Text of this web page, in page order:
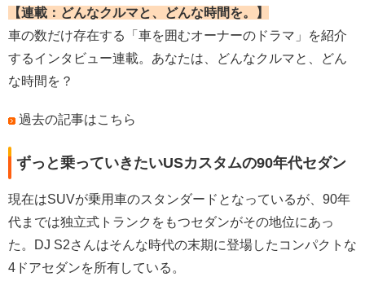
【連載：どんなクルマと、どんな時間を。】
車の数だけ存在する「車を囲むオーナーのドラマ」を紹介
するインタビュー連載。あなたは、どんなクルマと、どん
な時間を？
過去の記事はこちら
ずっと乗っていきたいUSカスタムの90年代セダン
現在はSUVが乗用車のスタンダードとなっているが、90年
代までは独立式トランクをもつセダンがその地位にあっ
た。DJ S2さんはそんな時代の末期に登場したコンパクトな
4ドアセダンを所有している。